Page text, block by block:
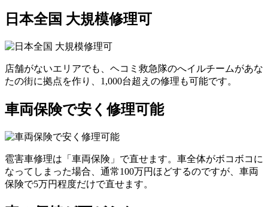
日本全国 大規模修理可
店舗がないエリアでも、ヘコミ救急隊のへイルチームがあな
たの街に拠点を作り、1,000台超えの修理も可能です。
車両保険で安く修理可能
雹害車修理は「車両保険」で直せます。車全体がボコボコに
なってしまった場合、通常100万円ほどするのですが、車両
保険で5万円程度だけで直せます。